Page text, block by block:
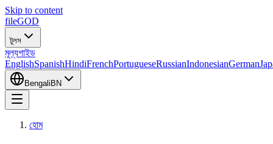
Skip to content
fileGOD
টুলস
মূল্যগাইড
EnglishSpanishHindiFrenchPortugueseRussianIndonesianGerman
Bengali BN
হোম